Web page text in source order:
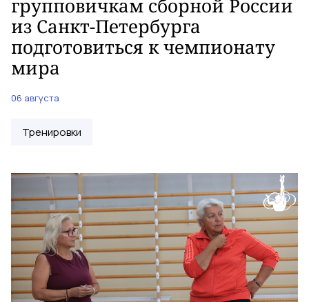
групповичкам сборной России
из Санкт-Петербурга
подготовиться к чемпионату
мира
06 августа
Тренировки